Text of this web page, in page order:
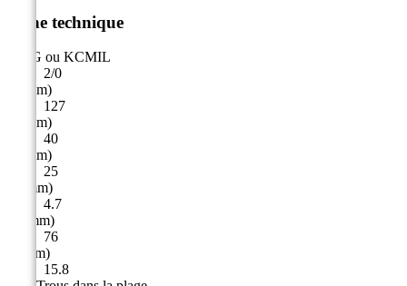
Fiche technique
AWG ou KCMIL
2/0
A (mm)
127
B (mm)
40
C (mm)
25
D (mm)
4.7
E ( mm)
76
F (mm)
15.8